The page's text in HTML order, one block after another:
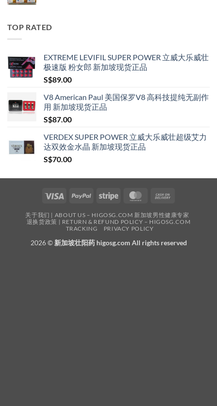
TOP RATED
EXTREME LEVIFIL SUPER POWER 立威大乐威壮
极速版 粉女郎 新加坡现货正品
S$89.00
V8 American Paul 美国保罗V8 高科技提纯无副作
用 新加坡现货正品
S$87.00
VERDEX SUPER POWER 立威大乐威壮超级艾力
达双效金水晶 新加坡现货正品
S$70.00
Visa PayPal Stripe MasterCard
Delivery
关于我们 | ABOUT US – HIGOSG.COM 新加坡男性健康专家
退换货政策 | RETURN & REFUND POLICY – HIGOSG.COM
TRACKING
PRIVACY POLICY
2026 © 新加坡壮阳药 higosg.com All rights reserved